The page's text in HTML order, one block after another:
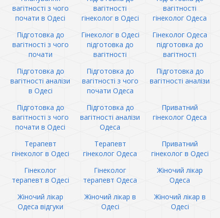
вагітності з чого
почати в Одесі
вагітності
гінеколог в Одесі
вагітності
гінеколог Одеса
Підготовка до
вагітності з чого
почати
Гінеколог в Одесі
підготовка до
вагітності
Гінеколог Одеса
підготовка до
вагітності
Підготовка до
вагітності аналізи
в Одесі
Підготовка до
вагітності з чого
почати Одеса
Підготовка до
вагітності аналізи
Підготовка до
вагітності з чого
почати в Одесі
Підготовка до
вагітності аналізи
Одеса
Приватний
гінеколог Одеса
Терапевт
гінеколог в Одесі
Терапевт
гінеколог Одеса
Приватний
гінеколог в Одесі
Гінеколог
терапевт в Одесі
Гінеколог
терапевт Одеса
Жіночий лікар
Одеса
Жіночий лікар
Одеса відгуки
Жіночий лікар в
Одесі
Жіночий лікар в
Одесі